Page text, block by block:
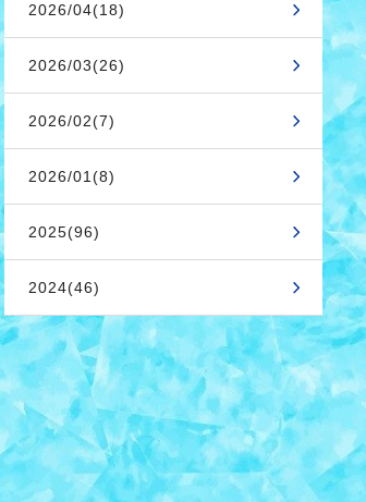
2026/04(18)
2026/03(26)
2026/02(7)
2026/01(8)
2025(96)
2024(46)